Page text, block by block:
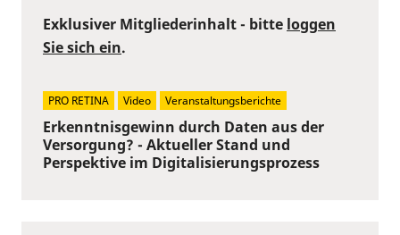
Erkenntnisgewinn durch Daten aus der
Versorgung? - Aktueller Stand und
Perspektive im Digitalisierungsprozess
Exklusiver Mitgliederinhalt - bitte loggen
Sie sich ein.
PRO RETINA Video Veranstaltungsberichte